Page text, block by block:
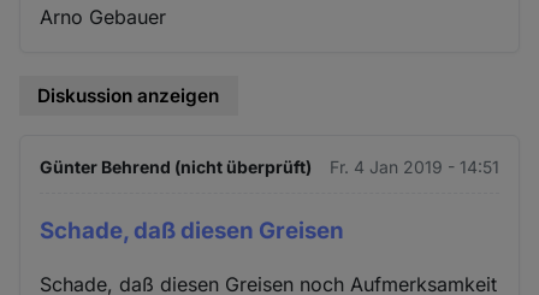
Arno Gebauer
Diskussion anzeigen
Günter Behrend (nicht überprüft) Fr. 4 Jan 2019 - 14:51
Schade, daß diesen Greisen
Schade, daß diesen Greisen noch Aufmerksamkeit